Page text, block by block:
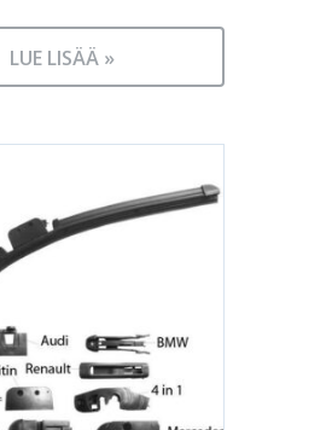
LUE LISÄÄ »